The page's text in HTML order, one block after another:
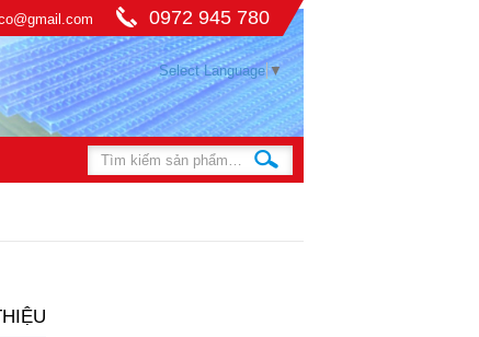
0972 945 780
Select Language ▼